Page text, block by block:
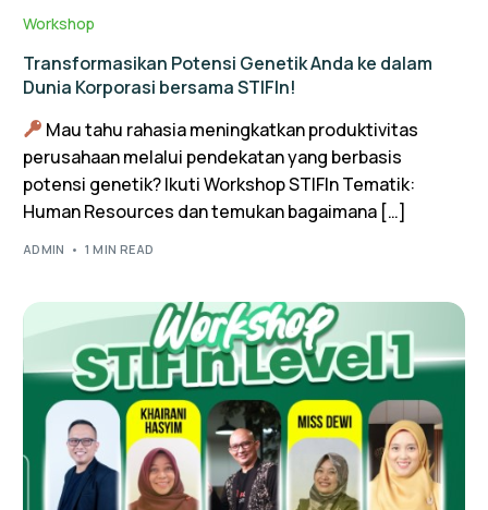
Workshop
Transformasikan Potensi Genetik Anda ke dalam
Dunia Korporasi bersama STIFIn!
Mau tahu rahasia meningkatkan produktivitas
perusahaan melalui pendekatan yang berbasis
potensi genetik? Ikuti Workshop STIFIn Tematik:
Human Resources dan temukan bagaimana […]
ADMIN 1 MIN READ